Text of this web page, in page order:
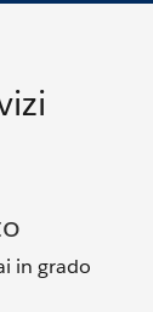
in grado